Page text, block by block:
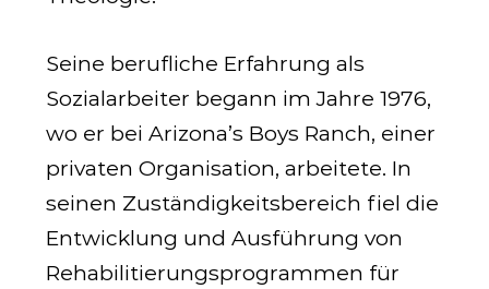
Seine berufliche Erfahrung als
Sozialarbeiter begann im Jahre 1976,
wo er bei Arizona’s Boys Ranch, einer
privaten Organisation, arbeitete. In
seinen Zuständigkeitsbereich fiel die
Entwick­lung und Ausführung von
Rehabilitierungsprogrammen für